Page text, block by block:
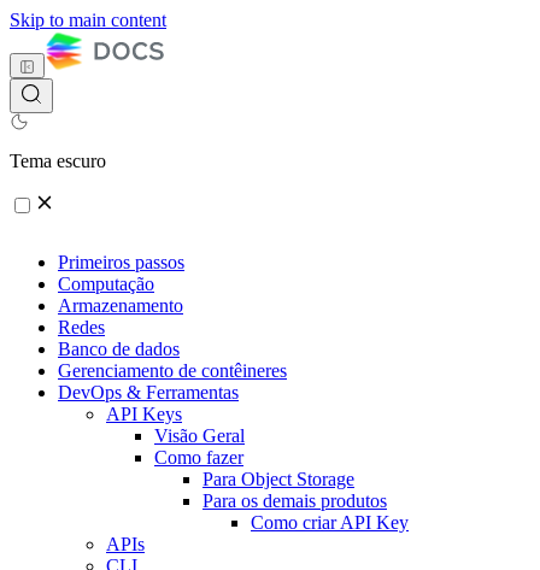
Skip to main content
Tema escuro
Primeiros passos
Computação
Armazenamento
Redes
Banco de dados
Gerenciamento de contêineres
DevOps & Ferramentas
API Keys
Visão Geral
Como fazer
Para Object Storage
Para os demais produtos
Como criar API Key
APIs